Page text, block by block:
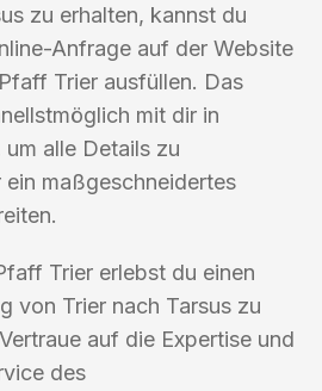
zu erhalten, kannst du
Anfrage auf der Website
Trier ausfüllen. Das
mit dir in
alle Details zu
maßgeschneidertes
Trier erlebst du einen
von Trier nach Tarsus zu
auf die Expertise und
des